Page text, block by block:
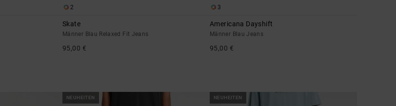
2
Skate
Männer Blau Relaxed Fit Jeans
95,00 €
3
Americana Dayshift
Männer Blau Jeans
95,00 €
NEUHEITEN NEUHEITEN